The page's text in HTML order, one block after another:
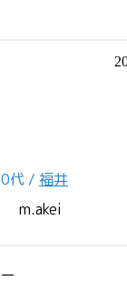
代 / 福井
m.akei